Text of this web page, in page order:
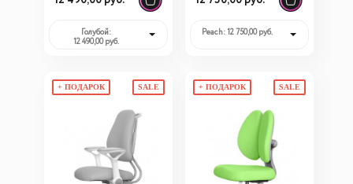
Голубой:
12 490,00 руб.
Peach: 12 750,00 руб.
SALE
+ ПОДАРОК SALE
+ ПОДАРОК